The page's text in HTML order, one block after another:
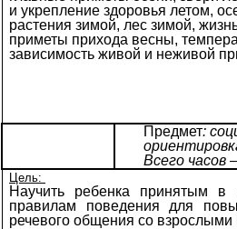
и укрепление здоровья летом,
растения зимой, лес зимой,
приметы прихода весны,
зависимость живой и неживой
Предмет:
Всего часов
Цель:
Научить ребенка принятым в
правилам поведения для
речевого общения со взрослыми